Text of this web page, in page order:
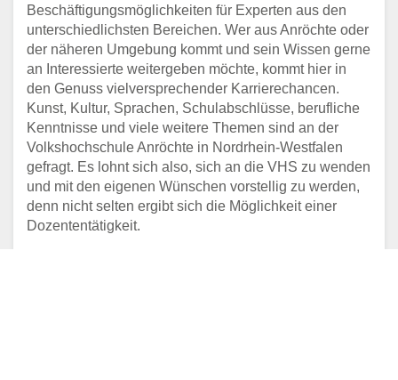
Beschäftigungsmöglichkeiten für Experten aus den
unterschiedlichsten Bereichen. Wer aus Anröchte oder
der näheren Umgebung kommt und sein Wissen gerne
an Interessierte weitergeben möchte, kommt hier in
den Genuss vielversprechender Karrierechancen.
Kunst, Kultur, Sprachen, Schulabschlüsse, berufliche
Kenntnisse und viele weitere Themen sind an der
Volkshochschule Anröchte in Nordrhein-Westfalen
gefragt. Es lohnt sich also, sich an die VHS zu wenden
und mit den eigenen Wünschen vorstellig zu werden,
denn nicht selten ergibt sich die Möglichkeit einer
Dozententätigkeit.